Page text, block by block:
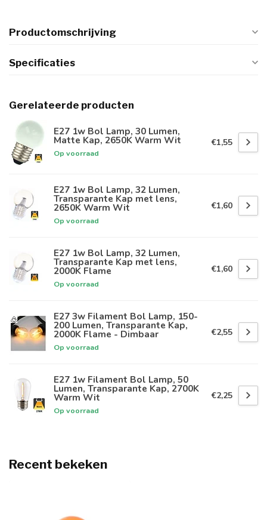
Productomschrijving
Specificaties
Gerelateerde producten
E27 1w Bol Lamp, 30 Lumen,
Matte Kap, 2650K Warm Wit
Op voorraad
€1,55
E27 1w Bol Lamp, 32 Lumen,
Transparante Kap met lens,
2650K Warm Wit
Op voorraad
€1,60
E27 1w Bol Lamp, 32 Lumen,
Transparante Kap met lens,
2000K Flame
Op voorraad
€1,60
E27 3w Filament Bol Lamp, 150-
200 Lumen, Transparante Kap,
2000K Flame - Dimbaar
Op voorraad
€2,55
E27 1w Filament Bol Lamp, 50
Lumen, Transparante Kap, 2700K
Warm Wit
Op voorraad
€2,25
Recent bekeken